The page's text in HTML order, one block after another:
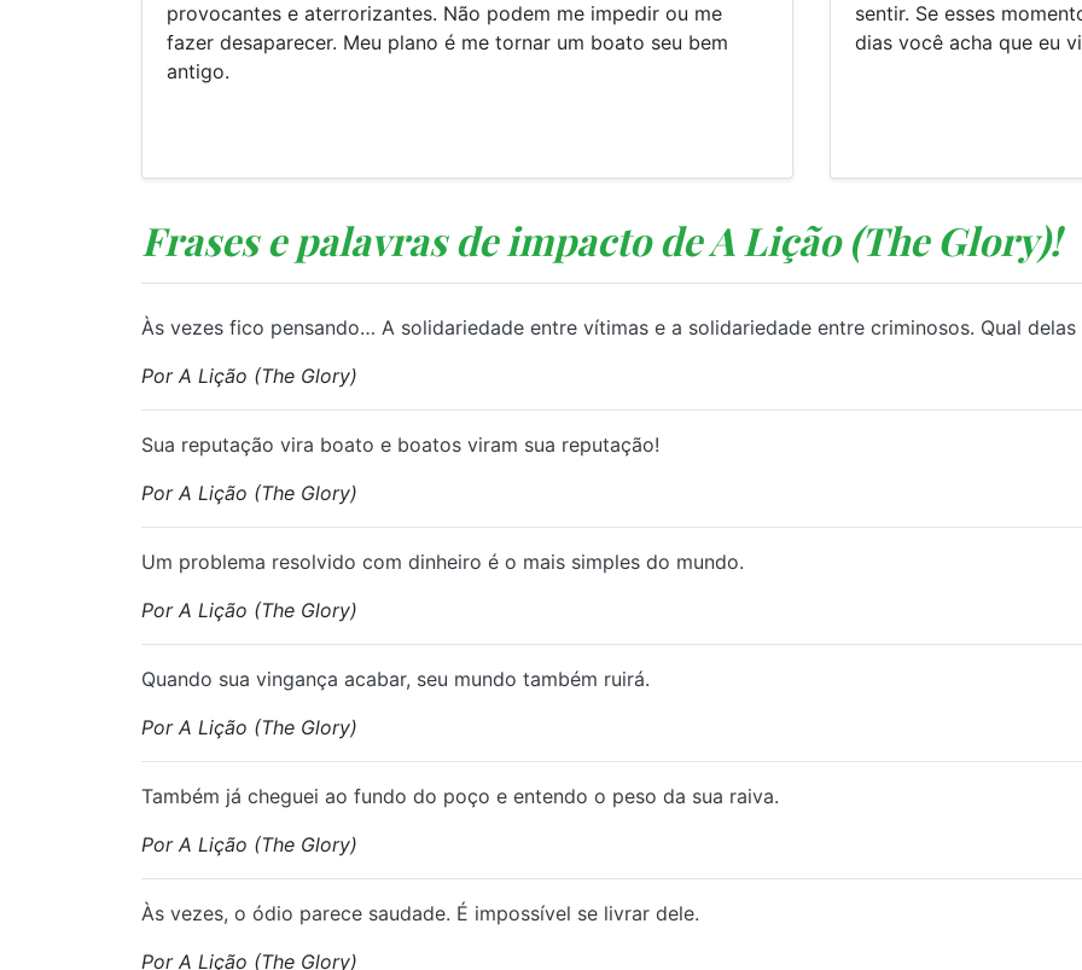
provocantes e aterrorizantes. Não podem me impedir ou me
fazer desaparecer. Meu plano é me tornar um boato seu bem
antigo.
sentir. Se esses
dias você acha que eu
Frases e palavras de impacto de A Lição (The Glory)!
Às vezes fico pensando… A solidariedade entre vítimas e a solidariedade entre criminosos. Qual
Por A Lição (The Glory)
Sua reputação vira boato e boatos viram sua reputação!
Por A Lição (The Glory)
Um problema resolvido com dinheiro é o mais simples do mundo.
Por A Lição (The Glory)
Quando sua vingança acabar, seu mundo também ruirá.
Por A Lição (The Glory)
Também já cheguei ao fundo do poço e entendo o peso da sua raiva.
Por A Lição (The Glory)
Às vezes, o ódio parece saudade. É impossível se livrar dele.
Por A Lição (The Glory)